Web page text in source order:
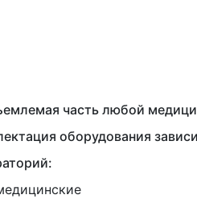
часть любой
оборудования